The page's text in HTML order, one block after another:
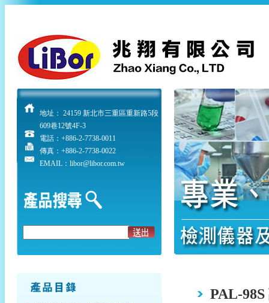
地址： 24159 新北市三重區重新路5段
609巷12號4F-3
電話： +886-2-7738-0011
傳真：+886-2-7738-0022
EMAIL：libor@libor.com.tw
PAL-